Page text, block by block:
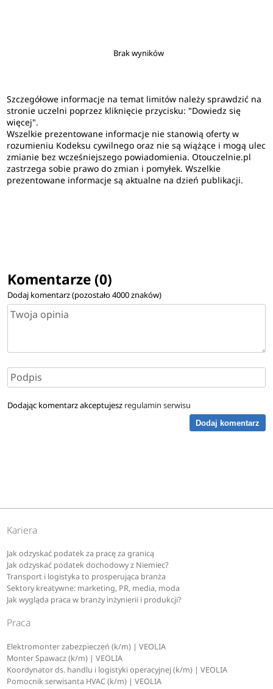
Brak wyników
Szczegółowe informacje na temat limitów należy sprawdzić na
stronie uczelni poprzez kliknięcie przycisku: "Dowiedz się
więcej".
Wszelkie prezentowane informacje nie stanowią oferty w
rozumieniu Kodeksu cywilnego oraz nie są wiążące i mogą ulec
zmianie bez wcześniejszego powiadomienia. Otouczelnie.pl
zastrzega sobie prawo do zmian i pomyłek. Wszelkie
prezentowane informacje są aktualne na dzień publikacji.
Komentarze (0)
Dodaj komentarz (pozostało4000znaków)
Dodając komentarz akceptujesz regulamin serwisu
Dodaj komentarz
Kariera
Jak odzyskać podatek za pracę za granicą
Jak odzyskać podatek dochodowy z Niemiec?
Transport i logistyka to prosperująca branża
Sektory kreatywne: marketing, PR, media, moda
Jak wygląda praca w branży inżynierii i produkcji?
Praca
Elektromonter zabezpieczeń (k/m) | VEOLIA
Monter Spawacz (k/m) | VEOLIA
Koordynator ds. handlu i logistyki operacyjnej (k/m) | VEOLIA
Pomocnik serwisanta HVAC (k/m) | VEOLIA